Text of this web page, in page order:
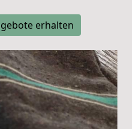
erhalten